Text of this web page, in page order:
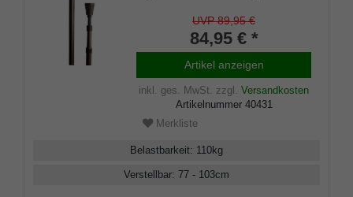
Oberflächenveredelung, Stock
aus stabilem Leichtmetall mit
integriertem Patent-
Stoßdämpfer, höhenverstellbar
von 77-103 cm, inkl.
Gummipuffer
UVP 89,95 €
84,95 € *
Artikel anzeigen
inkl. ges. MwSt. zzgl. Versandkosten
Artikelnummer 40431
Merkliste
Belastbarkeit: 110kg
Verstellbar: 77 - 103cm